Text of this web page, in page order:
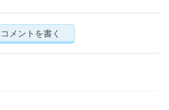
コメントを書く